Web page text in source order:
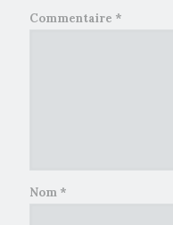
Commentaire *
Nom *